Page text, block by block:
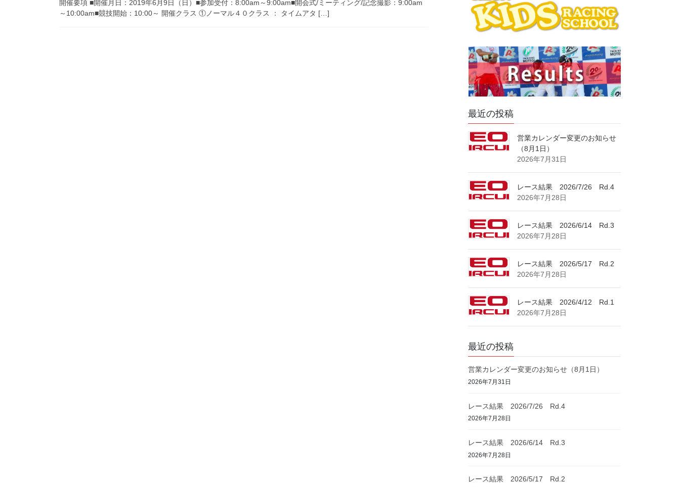
開催要項 ■開催月日：2019年6月9日（日）■参加受付：8:00am～9:00am■開会式/ミーティング/記念撮影：9:00am
～10:00am■競技開始：10:00～ 開催クラス ①ノーマル４０クラス ： タイムアタ […]
最近の投稿
営業カレンダー変更のお知らせ
（8月1日）
2026年7月31日
レース結果 2026/7/26 Rd.4
2026年7月28日
レース結果 2026/6/14 Rd.3
2026年7月28日
レース結果 2026/5/17 Rd.2
2026年7月28日
レース結果 2026/4/12 Rd.1
2026年7月28日
最近の投稿
営業カレンダー変更のお知らせ（8月1日）
2026年7月31日
レース結果 2026/7/26 Rd.4
2026年7月28日
レース結果 2026/6/14 Rd.3
2026年7月28日
レース結果 2026/5/17 Rd.2